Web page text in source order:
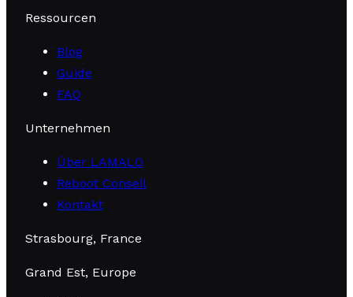
Ressourcen
Blog
Guide
FAQ
Unternehmen
Über LAMALO
Reboot Conseil
Kontakt
Strasbourg, France
Grand Est, Europe